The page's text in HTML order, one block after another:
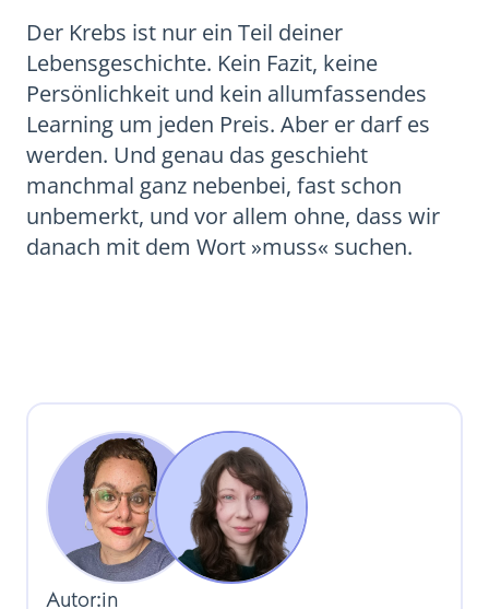
Der Krebs ist nur ein Teil deiner
Lebensgeschichte. Kein Fazit, keine
Persönlichkeit und kein allumfassendes
Learning um jeden Preis. Aber er darf es
werden. Und genau das geschieht
manchmal ganz nebenbei, fast schon
unbemerkt, und vor allem ohne, dass wir
danach mit dem Wort »muss« suchen.
Autor:in